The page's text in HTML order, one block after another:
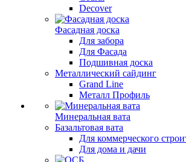
Decover
Фасадная доска
Для забора
Для Фасада
Подшивная доска
Металлический сайдинг
Grand Line
Металл Профиль
Минеральная вата
Базальтовая вата
Для коммерческого
Для дома и дачи